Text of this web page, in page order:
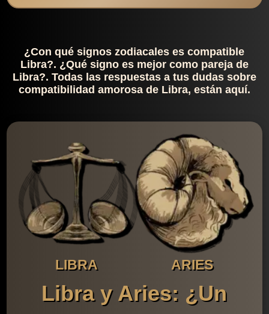
¿Con qué signos zodiacales es compatible
Libra?. ¿Qué signo es mejor como pareja de
Libra?. Todas las respuestas a tus dudas sobre
compatibilidad amorosa de Libra, están aquí.
LIBRA ARIES
Libra y Aries: ¿Un